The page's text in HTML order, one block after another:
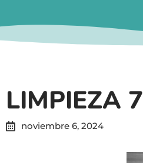
LIMPIEZA 7
noviembre 6, 2024